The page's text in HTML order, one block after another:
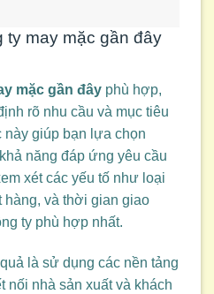
ty may mặc gần đây
mặc gần đây phù hợp,
rõ nhu cầu và mục tiêu
này giúp bạn lựa chọn
năng đáp ứng yêu cầu
xét các yếu tố như loại
và thời gian giao
ty phù hợp nhất.
là sử dụng các nền tảng
nối nhà sản xuất và khách